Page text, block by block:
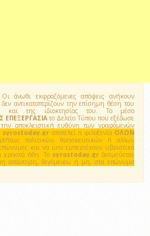
Οι άνωθι εκφραζόμενες απόψεις ανήκουν
αντικατοπτρίζουν την επίσημη θέση του
και της ιδιοκτησίας του. Το μέσο
ΕΠΕΞΕΡΓΑΣΙΑτο Δελτίο Τύπου που εξέδωσε
αποκλειστική ευθύνη των γραφόμενών
syrostoday.gr αποτελεί η φιλοξενία ΟΛΩΝ
πολιτικών, θρησκευτικών ή αλλων
και να μην εμπεριέχουν υβριστικό
χρηστά ήθη. Το syrostoday.grδεσμεύεται
απάντηση, θιγόμενου ή μη, στα επώνυμα